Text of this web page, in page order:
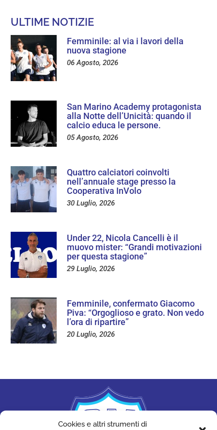
Cookies e altri strumenti di
ULTIME NOTIZIE
Femminile: al via i lavori della
nuova stagione
06 Agosto, 2026
San Marino Academy protagonista
alla Notte dell’Unicità: quando il
calcio educa le persone.
05 Agosto, 2026
Quattro calciatori coinvolti
nell’annuale stage presso la
Cooperativa InVolo
30 Luglio, 2026
Under 22, Nicola Cancelli è il
muovo mister: “Grandi motivazioni
per questa stagione”
29 Luglio, 2026
Femminile, confermato Giacomo
Piva: “Orgoglioso e grato. Non vedo
l’ora di ripartire”
20 Luglio, 2026